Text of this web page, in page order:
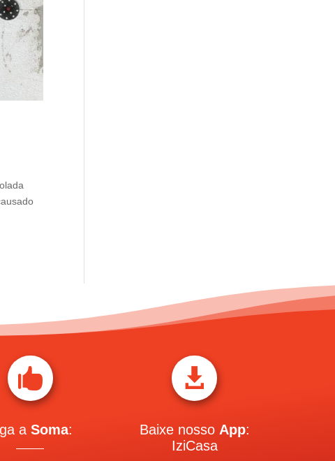

aSoma:

Baixe nosso App:
IziCasa